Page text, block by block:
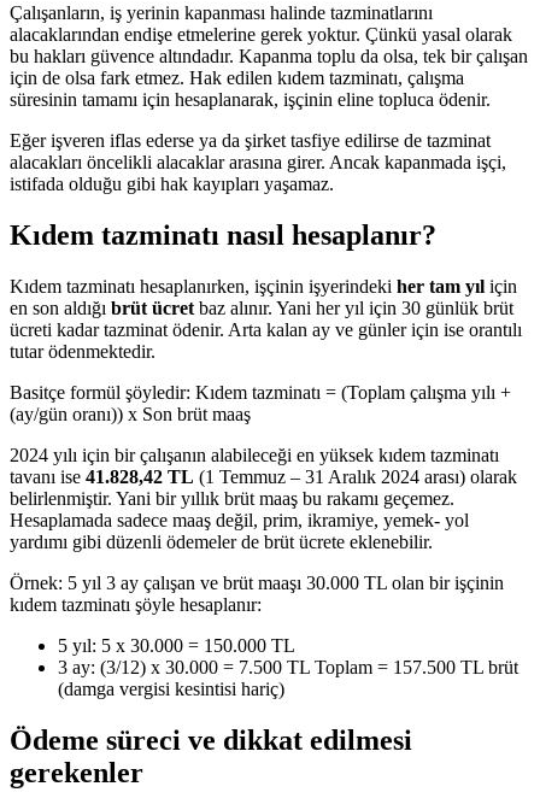
Çalışanların, iş yerinin kapanması halinde tazminatlarını
alacaklarından endişe etmelerine gerek yoktur. Çünkü yasal olarak
bu hakları güvence altındadır. Kapanma toplu da olsa, tek bir çalışan
için de olsa fark etmez. Hak edilen kıdem tazminatı, çalışma
süresinin tamamı için hesaplanarak, işçinin eline topluca ödenir.
Eğer işveren iflas ederse ya da şirket tasfiye edilirse de tazminat
alacakları öncelikli alacaklar arasına girer. Ancak kapanmada işçi,
istifada olduğu gibi hak kayıpları yaşamaz.
Kıdem tazminatı nasıl hesaplanır?
Kıdem tazminatı hesaplanırken, işçinin işyerindeki her tam yıl için
en son aldığı brüt ücret baz alınır. Yani her yıl için 30 günlük brüt
ücreti kadar tazminat ödenir. Arta kalan ay ve günler için ise orantılı
tutar ödenmektedir.
Basitçe formül şöyledir: Kıdem tazminatı = (Toplam çalışma yılı +
(ay/gün oranı)) x Son brüt maaş
2024 yılı için bir çalışanın alabileceği en yüksek kıdem tazminatı
tavanı ise 41.828,42 TL (1 Temmuz – 31 Aralık 2024 arası) olarak
belirlenmiştir. Yani bir yıllık brüt maaş bu rakamı geçemez.
Hesaplamada sadece maaş değil, prim, ikramiye, yemek- yol
yardımı gibi düzenli ödemeler de brüt ücrete eklenebilir.
Örnek: 5 yıl 3 ay çalışan ve brüt maaşı 30.000 TL olan bir işçinin
kıdem tazminatı şöyle hesaplanır:
5 yıl: 5 x 30.000 = 150.000 TL
3 ay: (3/12) x 30.000 = 7.500 TL Toplam = 157.500 TL brüt
(damga vergisi kesintisi hariç)
Ödeme süreci ve dikkat edilmesi
gerekenler